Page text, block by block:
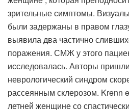
зрительные симптомы.
были задержаны в правом
выявила два частично
поражения. СМЖ у этого
исследовалась. Авторы
неврологический синдром
рассеянным склерозом. Krenn
летней женщине со